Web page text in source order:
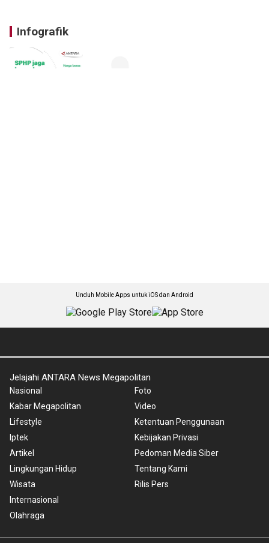
Infografik
Unduh Mobile Apps untuk iOS dan Android
Jelajahi ANTARA News Megapolitan
Nasional
Kabar Megapolitan
Lifestyle
Iptek
Artikel
Lingkungan Hidup
Wisata
Internasional
Olahraga
Foto
Video
Ketentuan Penggunaan
Kebijakan Privasi
Pedoman Media Siber
Tentang Kami
Rilis Pers